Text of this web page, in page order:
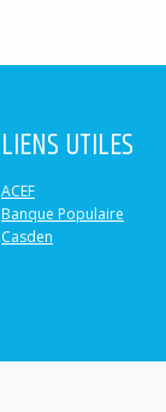
LIENS UTILES
ACEF
Banque Populaire
Casden